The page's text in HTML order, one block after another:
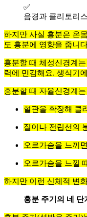
✅
음경과 클리토리
하지만 사실 흥분은 온
도 흥분에 영향을 줍니
흥분할 때 체성신경계
력에 민감해요. 생식기
흥분할 때 자율신경계
혈관을 확장해 클
질이나 전립선의
오르가슴을 느끼
오르가슴을 느낄
하지만 이런 신체적 변
흥분 주기의 네 단